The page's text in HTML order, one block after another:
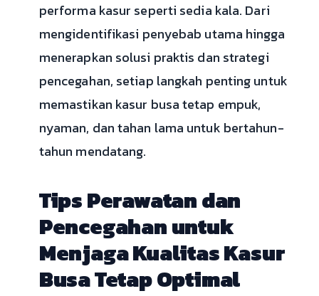
performa kasur seperti sedia kala. Dari
mengidentifikasi penyebab utama hingga
menerapkan solusi praktis dan strategi
pencegahan, setiap langkah penting untuk
memastikan kasur busa tetap empuk,
nyaman, dan tahan lama untuk bertahun-
tahun mendatang.
Tips Perawatan dan
Pencegahan untuk
Menjaga Kualitas Kasur
Busa Tetap Optimal